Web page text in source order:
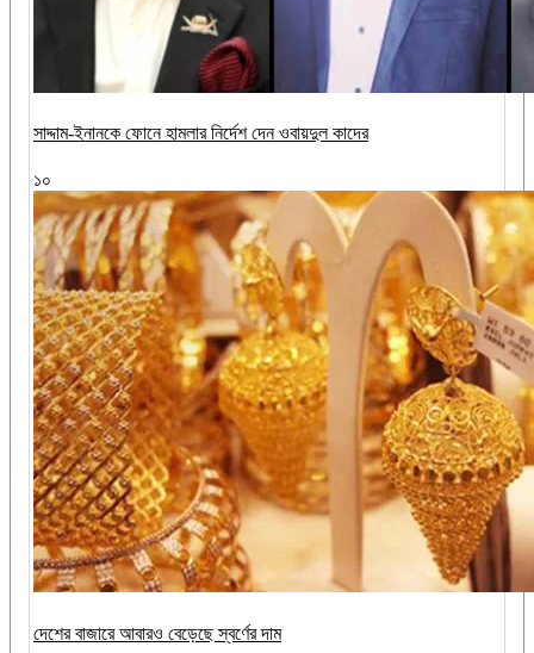
সাদ্দাম-ইনানকে ফোনে হামলার নির্দেশ দেন ওবায়দুল কাদের
১০
দেশের বাজারে আবারও বেড়েছে স্বর্ণের দাম